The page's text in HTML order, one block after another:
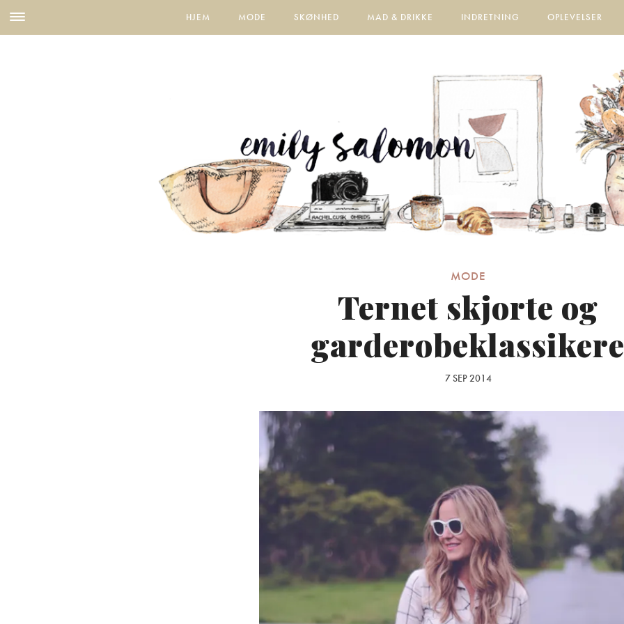
HJEM MODE SKØNHED MAD & DRIKKE INDRETNING OPLEVELSER
MODE
Ternet skjorte og
garderobeklassikere
7 SEP 2014